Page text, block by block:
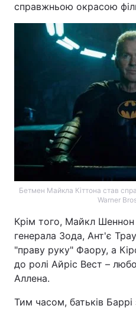
справжньою окрасою
Бетмен Майкла Кіттона став
Warner
Крім того, Майкл Шеннон
генерала Зода, Ант'є
"праву руку" Фаору, а
до ролі Айріс Вест –
Аллена.
Тим часом, батьків